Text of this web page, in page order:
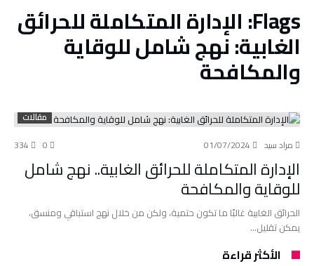
Flags: الإدارة المتكاملة للحرائق
الغابية: نهج شامل للوقاية
والمكافحة
مقالات
مراد سيد
01/07/2024
334
الإدارة المتكاملة للحرائق الغابية.. نهج شامل
للوقاية والمكافحة
الحرائق الغابية غالبًا ما تكون حتمية، ولكن من خلال نهج استباقي ومنسق،
يمكن تقليل…
الأكثر قراءة